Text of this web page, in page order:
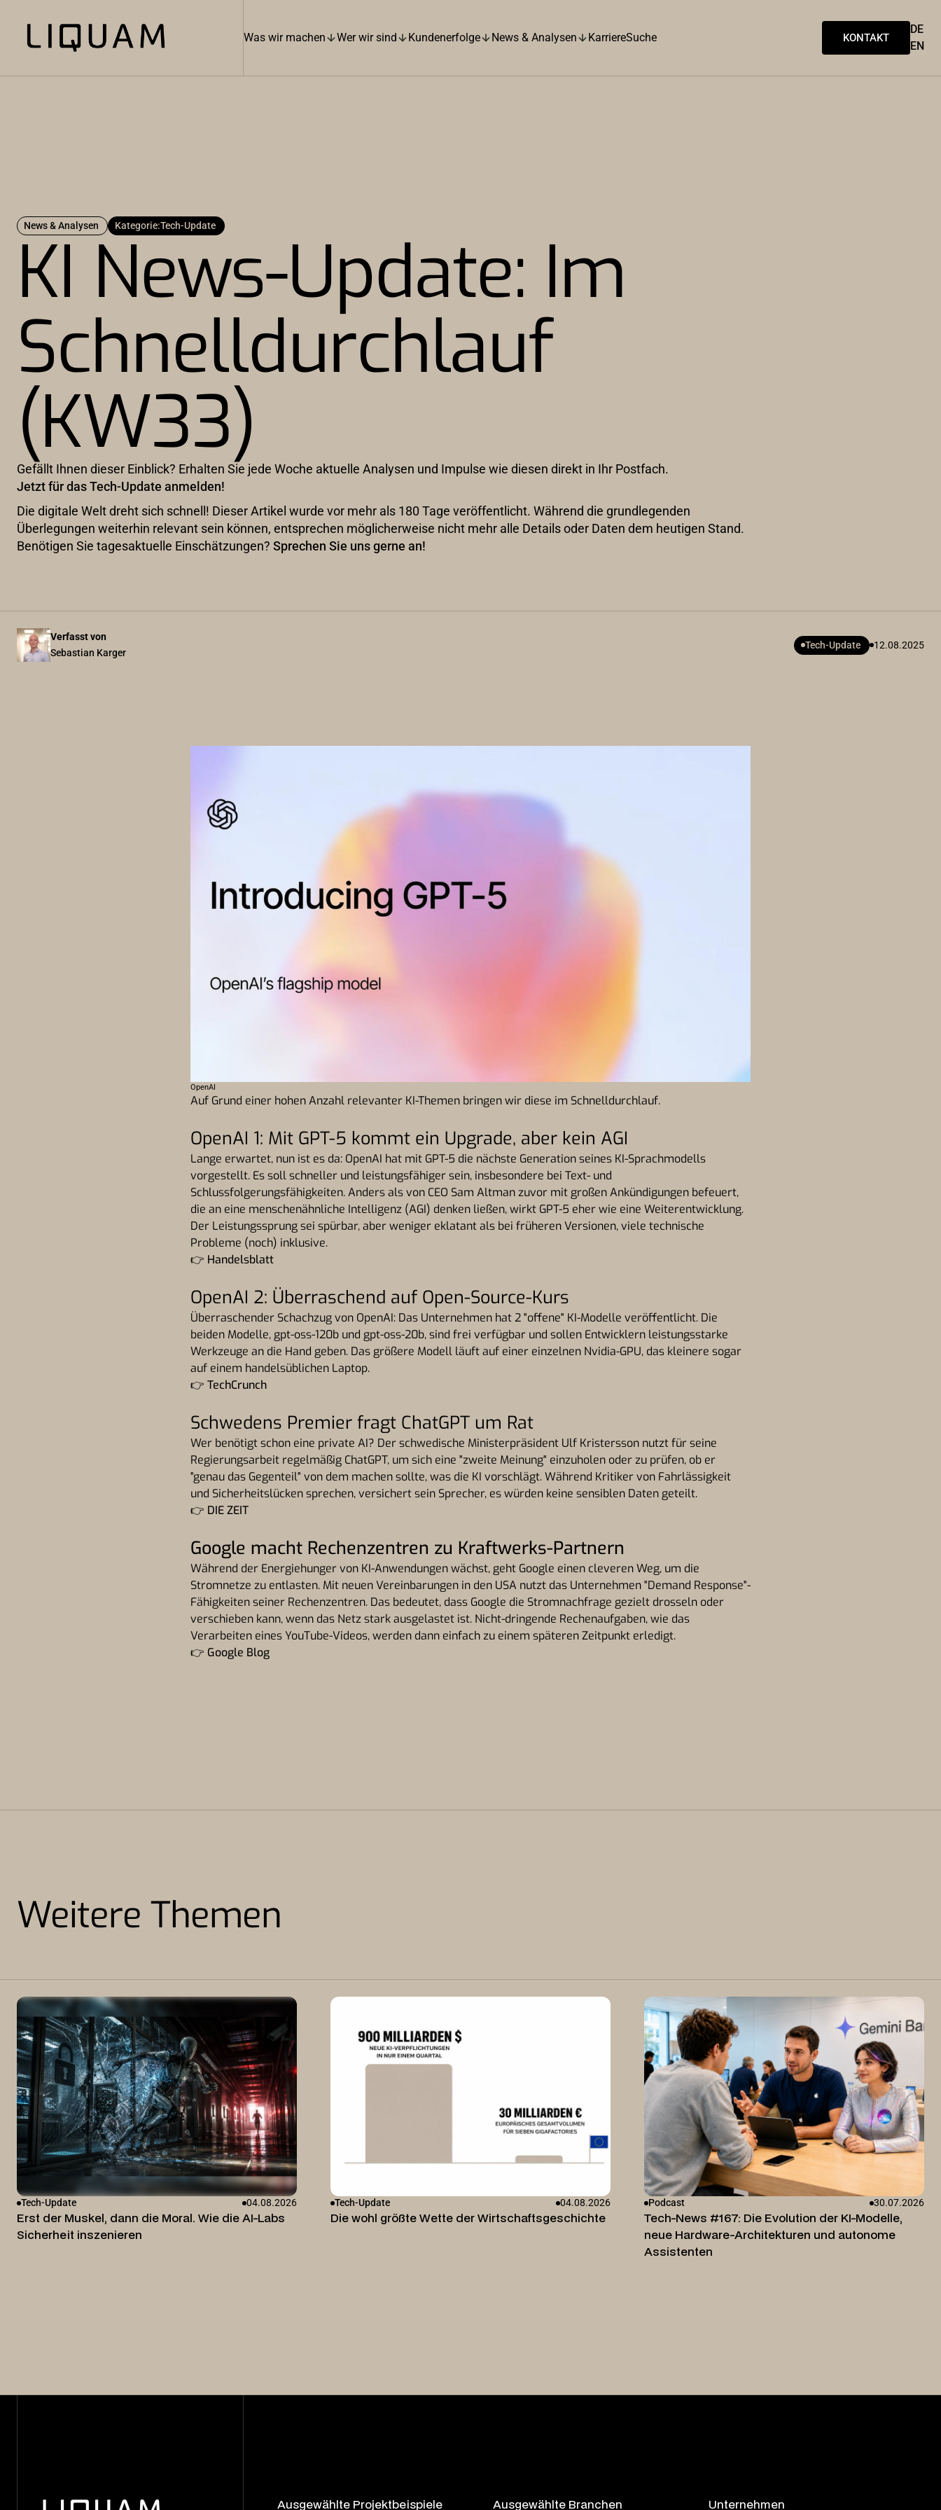
Was wir machen Wer wir sind Kundenerfolge News & Analysen KarriereSuche KONTAKT
DE
EN
News & Analysen Kategorie:Tech-Update
KI News-Update: Im
Schnelldurchlauf
(KW33)
Gefällt Ihnen dieser Einblick? Erhalten Sie jede Woche aktuelle Analysen und Impulse wie diesen direkt in Ihr Postfach.
Jetzt für das Tech-Update anmelden!
Die digitale Welt dreht sich schnell! Dieser Artikel wurde vor mehr als 180 Tage veröffentlicht. Während die grundlegenden
Überlegungen weiterhin relevant sein können, entsprechen möglicherweise nicht mehr alle Details oder Daten dem heutigen Stand.
Benötigen Sie tagesaktuelle Einschätzungen? Sprechen Sie uns gerne an!
Verfasst von
Sebastian Karger
Tech-Update 12.08.2025
OpenAI
Auf Grund einer hohen Anzahl relevanter KI-Themen bringen wir diese im Schnelldurchlauf.
OpenAI 1: Mit GPT-5 kommt ein Upgrade, aber kein AGI
Lange erwartet, nun ist es da: OpenAI hat mit GPT-5 die nächste Generation seines KI-Sprachmodells
vorgestellt. Es soll schneller und leistungsfähiger sein, insbesondere bei Text- und
Schlussfolgerungsfähigkeiten. Anders als von CEO Sam Altman zuvor mit großen Ankündigungen befeuert,
die an eine menschenähnliche Intelligenz (AGI) denken ließen, wirkt GPT-5 eher wie eine Weiterentwicklung.
Der Leistungssprung sei spürbar, aber weniger eklatant als bei früheren Versionen, viele technische
Probleme (noch) inklusive.
👉 Handelsblatt
OpenAI 2: Überraschend auf Open-Source-Kurs
Überraschender Schachzug von OpenAI: Das Unternehmen hat 2 "offene" KI-Modelle veröffentlicht. Die
beiden Modelle, gpt-oss-120b und gpt-oss-20b, sind frei verfügbar und sollen Entwicklern leistungsstarke
Werkzeuge an die Hand geben. Das größere Modell läuft auf einer einzelnen Nvidia-GPU, das kleinere sogar
auf einem handelsüblichen Laptop.
👉 TechCrunch
Schwedens Premier fragt ChatGPT um Rat
Wer benötigt schon eine private AI? Der schwedische Ministerpräsident Ulf Kristersson nutzt für seine
Regierungsarbeit regelmäßig ChatGPT, um sich eine "zweite Meinung" einzuholen oder zu prüfen, ob er
"genau das Gegenteil" von dem machen sollte, was die KI vorschlägt. Während Kritiker von Fahrlässigkeit
und Sicherheitslücken sprechen, versichert sein Sprecher, es würden keine sensiblen Daten geteilt.
👉 DIE ZEIT
Google macht Rechenzentren zu Kraftwerks-Partnern
Während der Energiehunger von KI-Anwendungen wächst, geht Google einen cleveren Weg, um die
Stromnetze zu entlasten. Mit neuen Vereinbarungen in den USA nutzt das Unternehmen "Demand Response"-
Fähigkeiten seiner Rechenzentren. Das bedeutet, dass Google die Stromnachfrage gezielt drosseln oder
verschieben kann, wenn das Netz stark ausgelastet ist. Nicht-dringende Rechenaufgaben, wie das
Verarbeiten eines YouTube-Videos, werden dann einfach zu einem späteren Zeitpunkt erledigt.
👉 Google Blog
Weitere Themen
Tech-Update 04.08.2026
Erst der Muskel, dann die Moral. Wie die AI-Labs
Sicherheit inszenieren
Tech-Update 04.08.2026
Die wohl größte Wette der Wirtschaftsgeschichte
Podcast 30.07.2026
Tech-News #167: Die Evolution der KI-Modelle,
neue Hardware-Architekturen und autonome
Assistenten
Ausgewählte Projektbeispiele Ausgewählte Branchen Unternehmen